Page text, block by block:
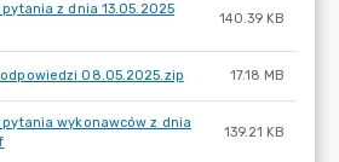
z dnia 13.05.2025
140.39 KB
08.05.2025.zip 17.18 MB
wykonawców z dnia
139.21 KB